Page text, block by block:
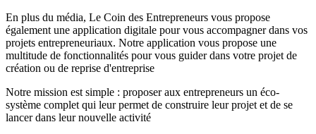
En plus du média, Le Coin des Entrepreneurs vous propose
également une application digitale pour vous accompagner dans vos
projets entrepreneuriaux. Notre application vous propose une
multitude de fonctionnalités pour vous guider dans votre projet de
création ou de reprise d'entreprise
Notre mission est simple : proposer aux entrepreneurs un éco-
système complet qui leur permet de construire leur projet et de se
lancer dans leur nouvelle activité